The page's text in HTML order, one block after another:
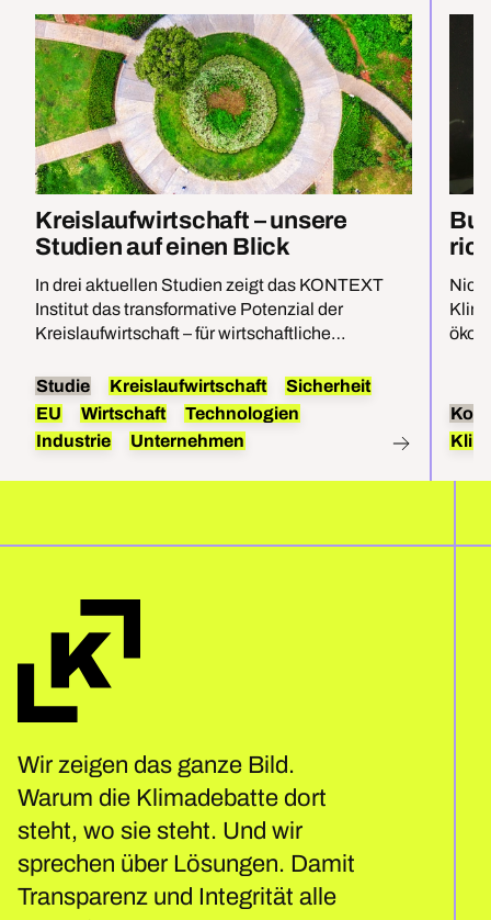
Kreislaufwirtschaft – unsere
Studien auf einen Blick
In drei aktuellen Studien zeigt das KONTEXT
Institut das transformative Potenzial der
Kreislaufwirtschaft – für wirtschaftliche
Sicherheit.
Studie Kreislaufwirtschaft
Sicherheit
EU
Wirtschaft
Technologien
Industrie
Unternehmen
Wir zeigen das ganze Bild.
Warum die Klimadebatte dort
steht, wo sie steht. Und wir
sprechen über Lösungen. Damit
Transparenz und Integrität alle